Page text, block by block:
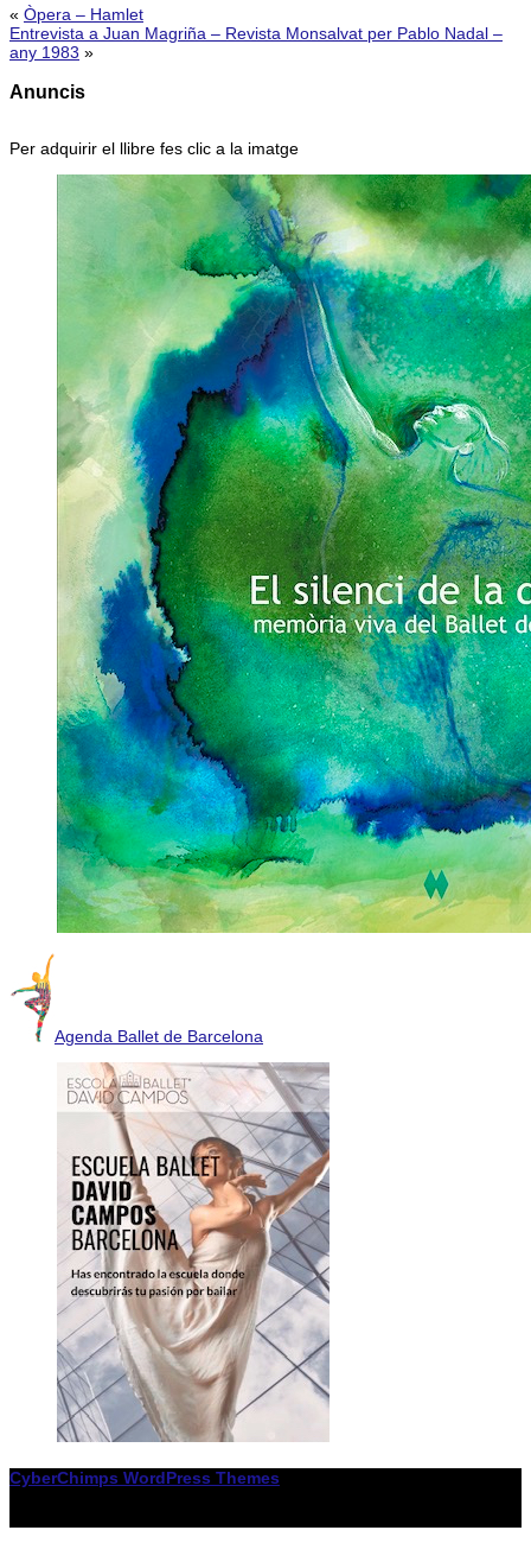
« Òpera – Hamlet
Entrevista a Juan Magriña – Revista Monsalvat per Pablo Nadal –
any 1983 »
Anuncis
Per adquirir el llibre fes clic a la imatge
Agenda Ballet de Barcelona
CyberChimps WordPress Themes